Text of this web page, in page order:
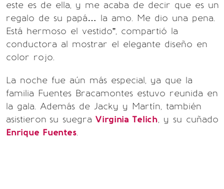
este es de ella, y me acaba de decir que es un
regalo de su papá… la amo. Me dio una pena.
Está hermoso el vestido”, compartió la
conductora al mostrar el elegante diseño en
color rojo.
La noche fue aún más especial, ya que la
familia Fuentes Bracamontes estuvo reunida en
la gala. Además de Jacky y Martín, también
asistieron su suegra Virginia Telich, y su cuñado
Enrique Fuentes.